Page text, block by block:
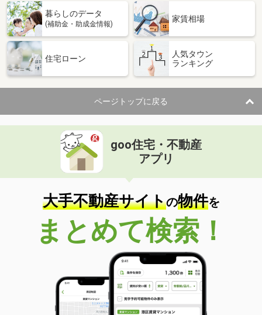
暮らしのデータ
(補助金・助成金情報)
家賃相場
住宅ローン
人気タウン
ランキング
ページトップに戻る
goo住宅・不動産
アプリ
大手不動産サイトの物件を
まとめて検索！